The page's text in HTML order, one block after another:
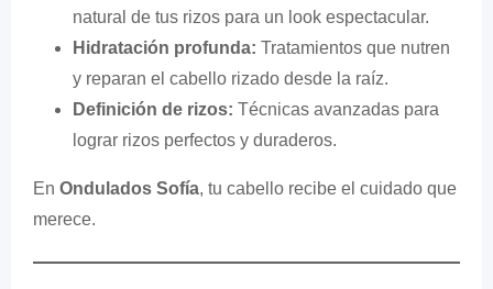
natural de tus rizos para un look espectacular.
Hidratación profunda: Tratamientos que nutren
y reparan el cabello rizado desde la raíz.
Definición de rizos: Técnicas avanzadas para
lograr rizos perfectos y duraderos.
En Ondulados Sofía, tu cabello recibe el cuidado que
merece.